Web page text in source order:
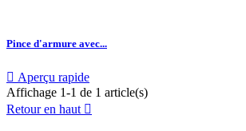
Pince d'armure avec...
 Aperçu rapide
Affichage 1-1 de 1 article(s)
Retour en haut 